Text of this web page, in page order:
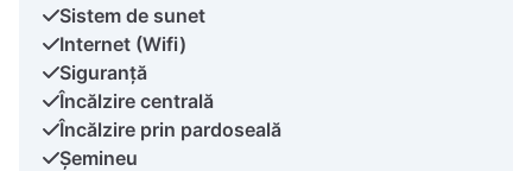
Sistem de sunet
Internet (Wifi)
Siguranță
Încălzire centrală
Încălzire prin pardoseală
Șemineu